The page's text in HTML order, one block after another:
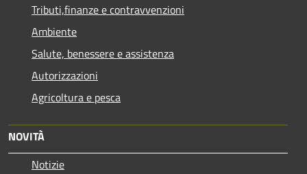
Tributi,finanze e contravvenzioni
Ambiente
Salute, benessere e assistenza
Autorizzazioni
Agricoltura e pesca
NOVITÀ
Notizie